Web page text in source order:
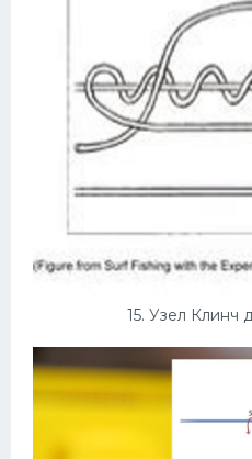
15. Узел Клинч